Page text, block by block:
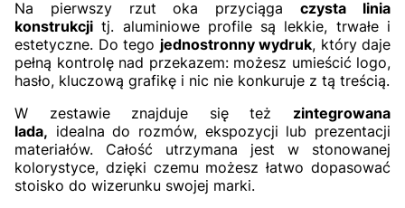
Na pierwszy rzut oka przyciągaczysta linia
konstrukcji tj. aluminiowe profile są lekkie, trwałe i
estetyczne. Do tego jednostronny wydruk, który daje
pełną kontrolę nad przekazem: możesz umieścić logo,
hasło, kluczową grafikę i nic nie konkuruje z tą treścią.
W zestawie znajduje się też zintegrowana
lada, idealna do rozmów, ekspozycji lub prezentacji
materiałów. Całość utrzymana jest w stonowanej
kolorystyce, dzięki czemu możesz łatwo dopasować
stoisko do wizerunku swojej marki.